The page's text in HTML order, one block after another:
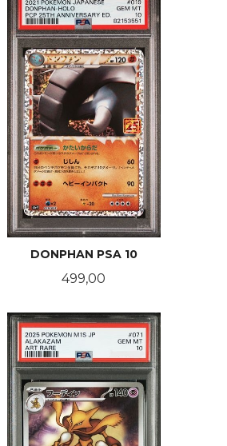
DONPHAN PSA 10
Pris
499,00
KJØP